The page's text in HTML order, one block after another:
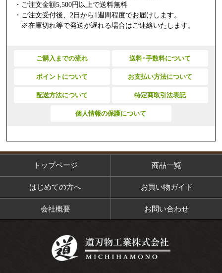
・ご注文金額5,500円以上で送料無料
・ご注文受付後、2日から1週間程度でお届けします。
※在庫切れ等で発送が遅れる場合はご連絡いたします。
ご購入までの流れ 送料･手数料について
ポイントについて お支払い方法について
配送方法について 特定商取引法表記
個人情報の保護について
トップページ 商品一覧
はじめての方へ お買い物ガイド
会社概要 お問い合わせ